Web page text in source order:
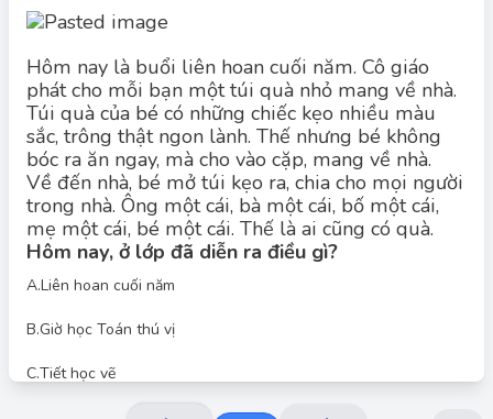
Hôm nay là buổi liên hoan cuối năm. Cô giáo
phát cho mỗi bạn một túi quà nhỏ mang về nhà.
Túi quà của bé có những chiếc kẹo nhiều màu
sắc, trông thật ngon lành. Thế nhưng bé không
bóc ra ăn ngay, mà cho vào cặp, mang về nhà.
Về đến nhà, bé mở túi kẹo ra, chia cho mọi người
trong nhà. Ông một cái, bà một cái, bố một cái,
mẹ một cái, bé một cái. Thế là ai cũng có quà.
Hôm nay, ở lớp đã diễn ra điều gì?
A.Liên hoan cuối năm
B.Giờ học Toán thú vị
C.Tiết học vẽ
Đáp án đúng: B
Chú ý câu văn:
Hôm nay là buổi liên hoan cuối năm.